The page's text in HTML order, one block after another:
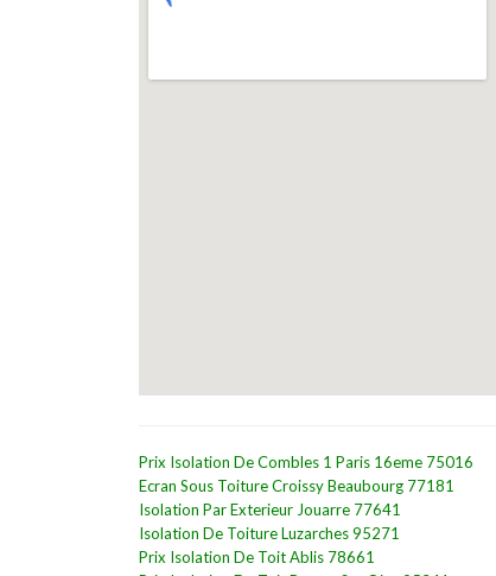
Prix Isolation De Combles 1 Paris 16eme 75016
Ecran Sous Toiture Croissy Beaubourg 77181
Isolation Par Exterieur Jouarre 77641
Isolation De Toiture Luzarches 95271
Prix Isolation De Toit Ablis 78661